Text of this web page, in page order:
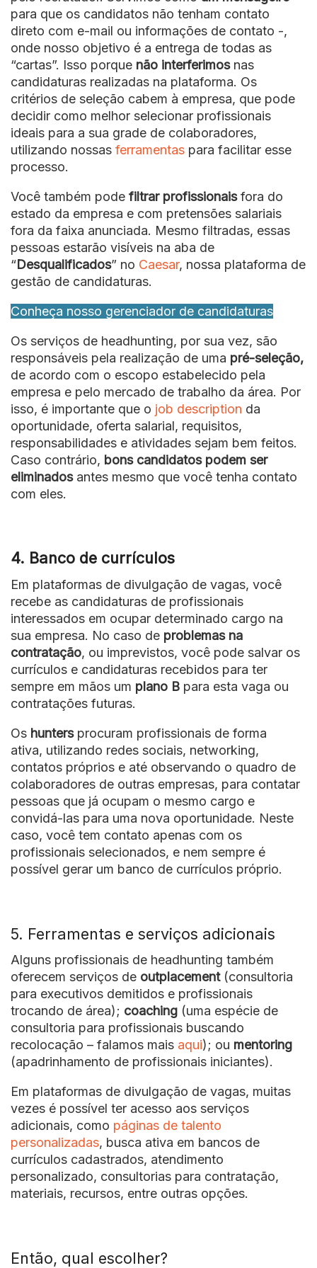
para que os candidatos não tenham contato
direto com e-mail ou informações de contato -,
onde nosso objetivo é a entrega de todas as
“cartas”. Isso porque não interferimosnas
candidaturas realizadas na plataforma. Os
critérios de seleção cabem à empresa, que pode
decidir como melhor selecionar profissionais
ideais para a sua grade de colaboradores,
utilizando nossas ferramentas para facilitar esse
processo.
Você também pode filtrar profissionaisfora do
estado da empresa e com pretensões salariais
fora da faixa anunciada. Mesmo filtradas, essas
pessoas estarão visíveis na aba de
“Desqualificados” no Caesar, nossa plataforma de
gestão de candidaturas.
Conheça nosso gerenciador de candidaturas
Os serviços de headhunting, por sua vez, são
responsáveis pela realização de uma pré-seleção,
de acordo com o escopo estabelecido pela
empresa e pelo mercado de trabalho da área. Por
isso, é importante que o job description da
oportunidade, oferta salarial, requisitos,
responsabilidades e atividades sejam bem feitos.
Caso contrário, bons candidatos podem ser
eliminadosantes mesmo que você tenha contato
com eles.
4. Banco de currículos
Em plataformas de divulgação de vagas, você
recebe as candidaturas de profissionais
interessados em ocupar determinado cargo na
sua empresa. No caso de problemas na
contratação, ou imprevistos, você pode salvar os
currículos e candidaturas recebidos para ter
sempre em mãos um plano B para esta vaga ou
contratações futuras.
Os huntersprocuram profissionais de forma
ativa, utilizando redes sociais, networking,
contatos próprios e até observando o quadro de
colaboradores de outras empresas, para contatar
pessoas que já ocupam o mesmo cargo e
convidá-las para uma nova oportunidade. Neste
caso, você tem contato apenas com os
profissionais selecionados, e nem sempre é
possível gerar um banco de currículos próprio.
5. Ferramentas e serviços adicionais
Alguns profissionais de headhunting também
oferecem serviços de outplacement(consultoria
para executivos demitidos e profissionais
trocando de área); coaching (uma espécie de
consultoria para profissionais buscando
recolocação – falamos mais aqui); ou mentoring
(apadrinhamento de profissionais iniciantes).
Em plataformas de divulgação de vagas, muitas
vezes é possível ter acesso aos serviços
adicionais, como páginas de talento
personalizadas, busca ativa em bancos de
currículos cadastrados, atendimento
personalizado, consultorias para contratação,
materiais, recursos, entre outras opções.
Então, qual escolher?